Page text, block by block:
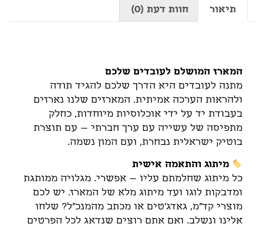
תיאור חוות דעת (0)
המארז המושלם לעובדים שלכם
מתנה לעובדים היא הדרך שלכם להגיד תודה
ולהראות הערכה אמיתית. המארזים שלנו נארזים
בעבודת יד על ידי אוכלוסיות מיוחדות, כחלק
מתפיסה של עשייה עם ערך חברתי – עם תוצרת
בוטיק ישראלית נבחרת, ועם המון נשמה.
מיתוג והתאמה אישית
כל מיתוג שחלמתם עליו – אפשרי. מגלויה ממותגת
ומדבקות לוגו ועד מיתוג מלא של המארז. יש לכם
מוצרי קד"מ, גאדג'טים או מכתב מהמנכ"ל? שלחו
אלינו ונשלב. ואם אתם רוצים שנדאג לכל הפרטים